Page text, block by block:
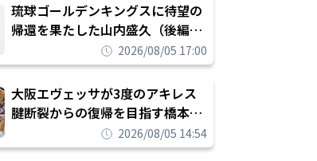
琉球ゴールデンキングスに待望の
帰還を果たした山内盛久（後編）
「1人のウチナーンチュとしてみ
んなが誇りに思えるチームにして
いく」
2026/08/05 17:00
大阪エヴェッサが3度のアキレス
腱断裂からの復帰を目指す橋本拓
哉と契約を締結「もう一度コート
に立ちたい」
2026/08/05 14:54